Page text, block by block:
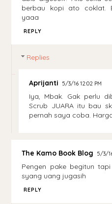
berbau kopi ato coklat.
yaaa
REPLY
Replies
Aprijanti 5/3/16 12:02 PM
Iya, Mbak. Gak perlu
Scrub JUARA itu bau
pernah saya coba.
The Kamo Book Blog 5/3/
Pengen pake begitun
syang uang jugasih
REPLY